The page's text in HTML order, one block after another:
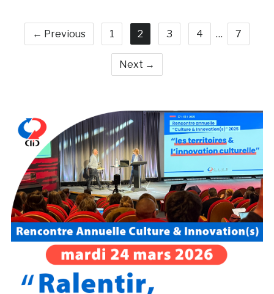
← Previous 1 2 3 4 … 7
Next →